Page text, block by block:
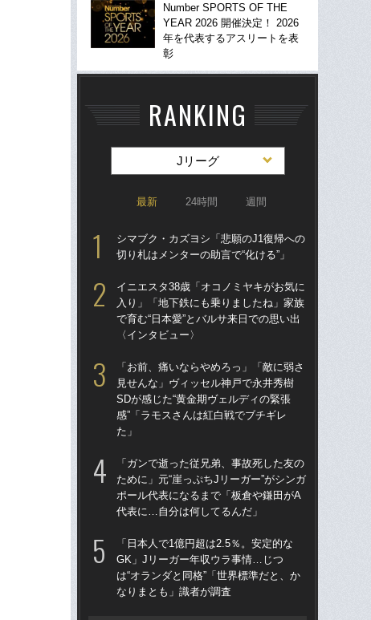
Number SPORTS OF THE
YEAR 2026 開催決定！ 2026
年を代表するアスリートを表
彰
RANKING
Jリーグ
最新 24時間 週間
シマブク・カズヨシ「悲願のJ1復帰への
切り札はメンターの助言で“化ける”」
イニエスタ38歳「オコノミヤキがお気に
入り」「地下鉄にも乗りましたね」家族
で育む“日本愛”とバルサ来日での思い出
〈インタビュー〉
「お前、痛いならやめろっ」「敵に弱さ
見せんな」ヴィッセル神戸で永井秀樹
SDが感じた“黄金期ヴェルディの緊張
感”「ラモスさんは紅白戦でブチギレ
た」
「ガンで逝った従兄弟、事故死した友の
ために」元“崖っぷちJリーガー”がシンガ
ポール代表になるまで「板倉や鎌田がA
代表に…自分は何してるんだ」
「日本人で1億円超は2.5％。安定的な
GK」Jリーガー年収ウラ事情…じつ
は“オランダと同格”「世界標準だと、か
なりまとも」識者が調査